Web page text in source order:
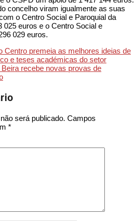
concelho viram igualmente as suas
o Centro Social e Paroquial da
025 euros e o Centro Social e
029 euros.
Centro premeia as melhores ideias de
e teses académicas do setor
recebe novas provas de
será publicado. Campos
*